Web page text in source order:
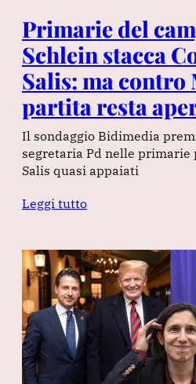
Primarie del
Schlein stacca
Salis: ma contro
partita resta
Il sondaggio Bidimedia
segretaria Pd nelle primarie
Salis quasi appaiati
Leggi tutto